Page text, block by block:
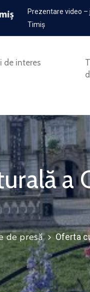
Prezentare video –
Timiș
de interes
a
de presă Oferta